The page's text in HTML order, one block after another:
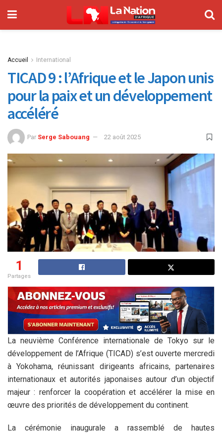
Accueil International
TICAD 9 : l’Afrique et le Japon unis
pour la paix et un développement
accéléré
Par Serge Sabouang 22 août 2025
1
Partages
La neuvième Conférence internationale de Tokyo sur le
développement de l’Afrique (TICAD) s’est ouverte mercredi
à Yokohama, réunissant dirigeants africains, partenaires
internationaux et autorités japonaises autour d’un objectif
majeur : renforcer la coopération et accélérer la mise en
œuvre des priorités de développement du continent.
La cérémonie inaugurale a rassemblé de hautes